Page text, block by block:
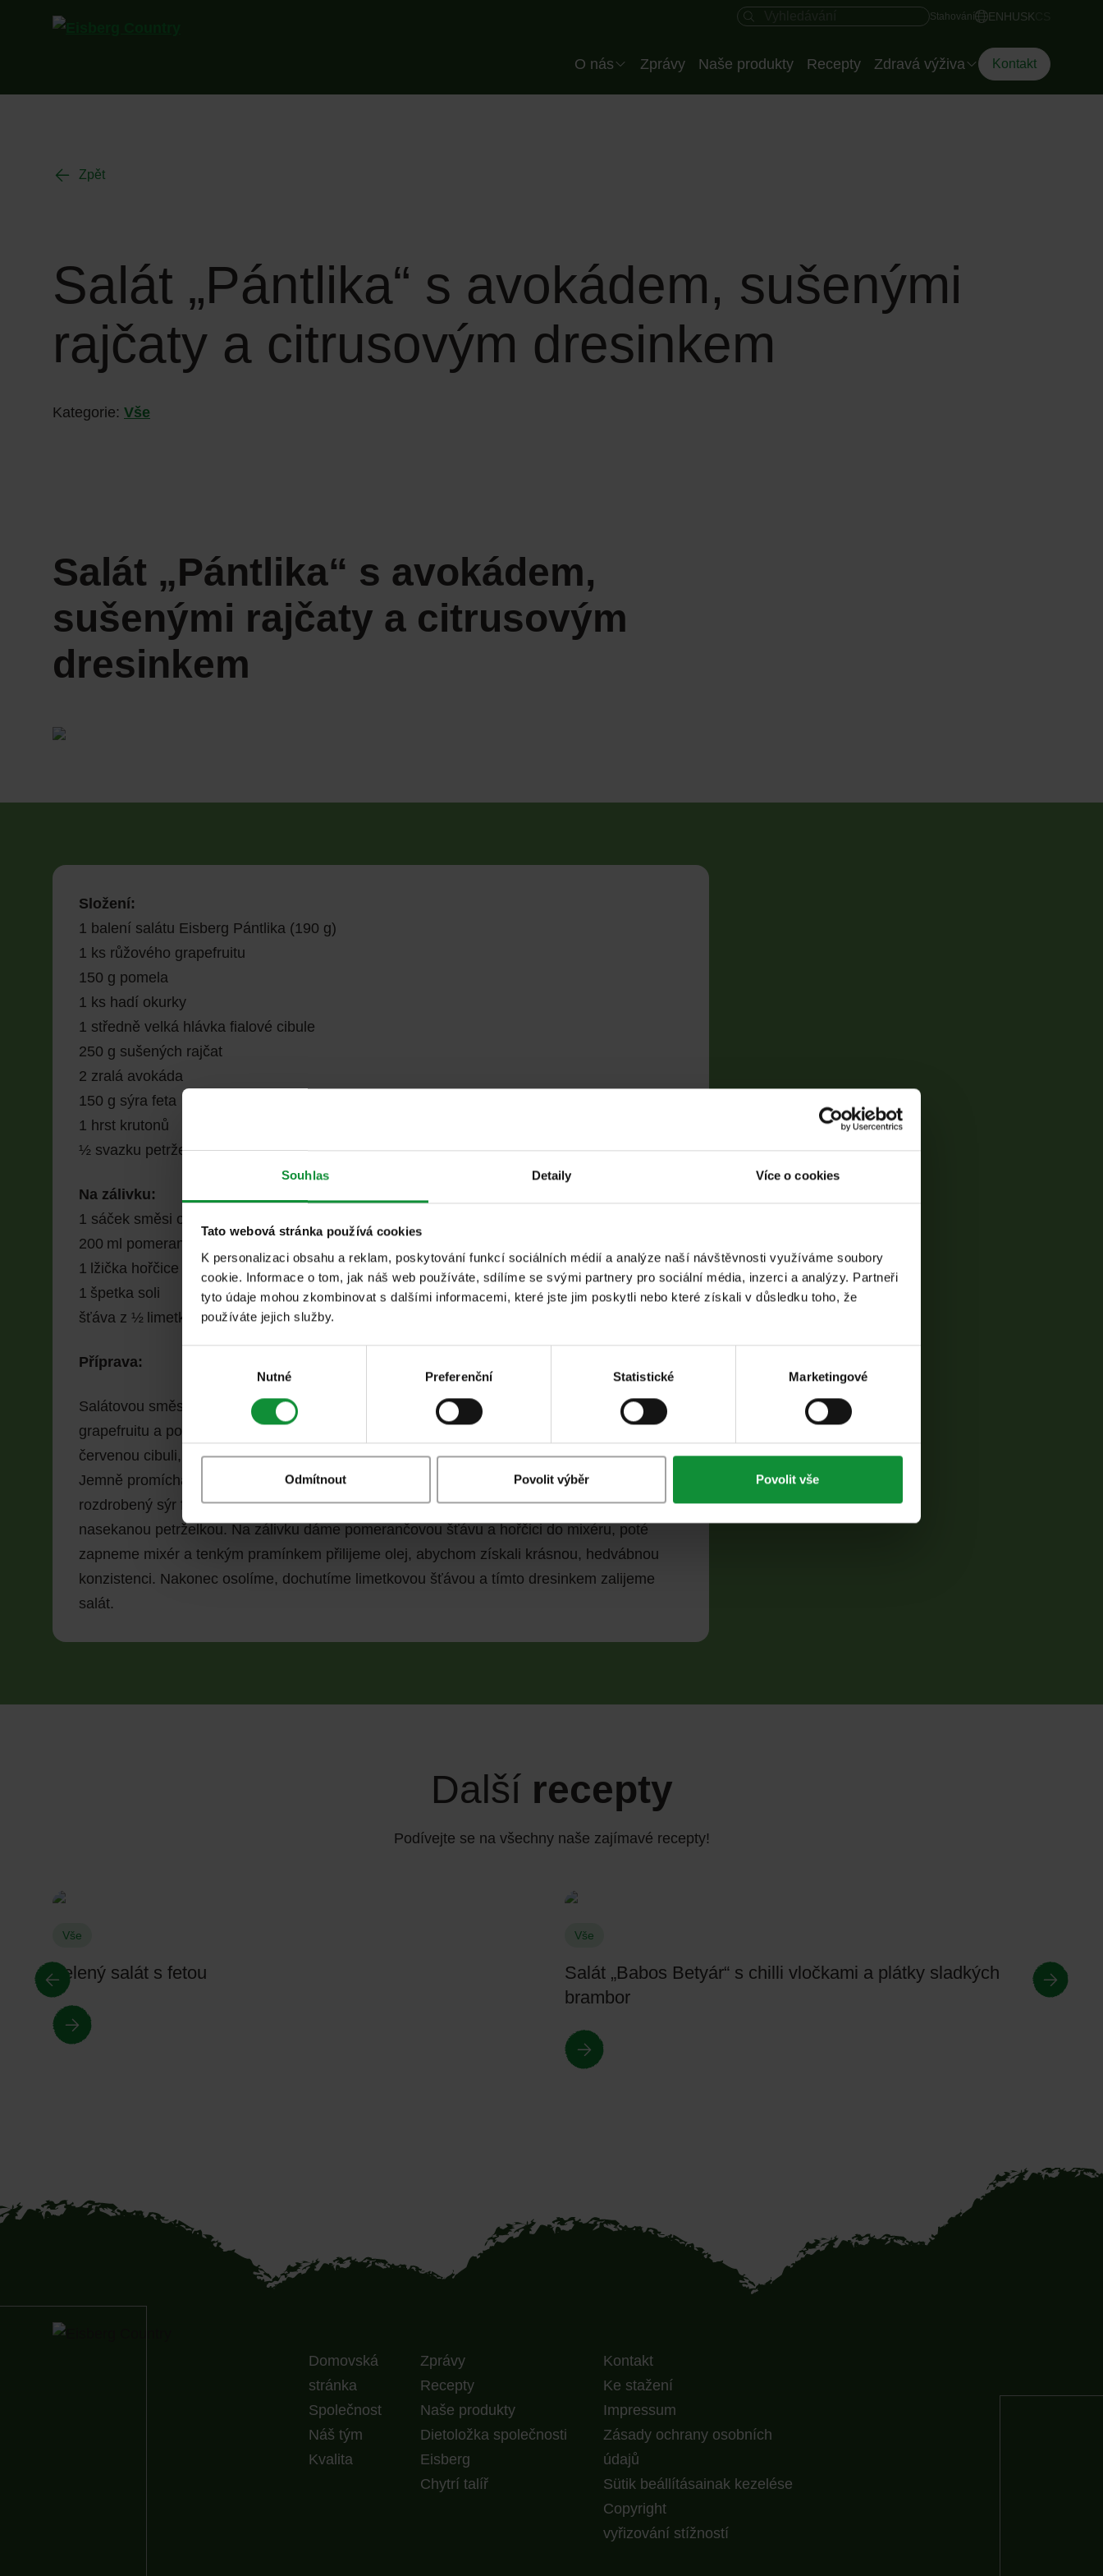
Souhlas Detaily Více o cookies
Tato webová stránka používá cookies
K personalizaci obsahu a reklam, poskytování funkcí sociálních médií a analýze naší návštěvnosti využíváme soubory
cookie. Informace o tom, jak náš web používáte, sdílíme se svými partnery pro sociální média, inzerci a analýzy. Partneři
tyto údaje mohou zkombinovat s dalšími informacemi, které jste jim poskytli nebo které získali v důsledku toho, že
používáte jejich služby.
Nutné Preferenční Statistické Marketingové
Odmítnout Povolit výběr Povolit vše
Vyhledávací pole Rychlý přístup
Stahování ENHUSK
Header CZ
O nás
Společnost
Zprávy Naše produkty Recepty Zdravá výživa
Dietoložka společnosti
Kontakt
Zpět
Salát „Pántlika“ s avokádem, sušenými
rajčaty a citrusovým dresinkem
Kategorie: Vše
Salát „Pántlika“ s avokádem,
sušenými rajčaty a citrusovým
dresinkem
Složení:
1 balení salátu Eisberg Pántlika (190 g)
1 ks růžového grapefruitu
150 g pomela
1 ks hadí okurky
1 středně velká hlávka fialové cibule
250 g sušených rajčat
2 zralá avokáda
150 g sýra feta
1 hrst krutonů
½ svazku petrželky
Na zálivku:
1 sáček směsi oleje a limetkového oleje Eisberg Hidegen (20 ml)
200 ml pomerančové šťávy
1 lžička hořčice
1 špetka soli
šťáva z ½ limetky
Příprava:
Salátovou směs Eisberg Pántlika dáme do velké mísy. Přidáme vyfiletované plátky
grapefruitu a pomela, okurku nakrájenou na 1,5 cm kousky, na tenké plátky nakrájenou
červenou cibuli, na kostičky nakrájená sušená rajčata a zralé avokádo nakrájené na plátky.
Jemně promícháme, aby se všechny chutě rovnoměrně rozložily. Na salát nasypeme
rozdrobený sýr feta, posypeme křupavými krutony a ozdobíme čerstvou, nadrobno
nasekanou petrželkou. Na zálivku dáme pomerančovou šťávu a hořčici do mixéru, poté
zapneme mixér a tenkým pramínkem přilijeme olej, abychom získali krásnou, hedvábnou
konzistenci. Nakonec osolíme, dochutíme limetkovou šťávou a tímto dresinkem zalijeme
salát.
Další recepty
Podívejte se na všechny naše zajímavé recepty!
Vše
Zelený salát s fetou
Vše
Salát „Babos Betyár“ s chilli vločkami a plátky sladkých
brambor
Domovská
stránka
Společnost
Náš tým
Kvalita
Zprávy
Recepty
Naše produkty
Dietoložka společnosti
Eisberg
Chytrí talíř
Kontakt
Ke stažení
Impressum
Zásady ochrany osobních
údajů
Sütik beállításainak kezelése
Copyright
vyřizování stížností